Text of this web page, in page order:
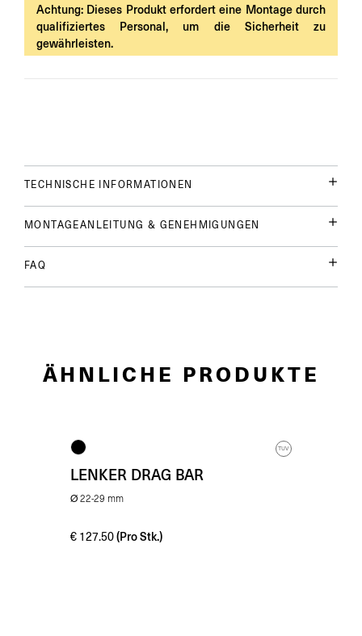
Achtung: Dieses Produkt erfordert eine Montage durch
qualifiziertes Personal, um die Sicherheit zu
gewährleisten.
TECHNISCHE INFORMATIONEN
MONTAGEANLEITUNG & GENEHMIGUNGEN
FAQ
ÄHNLICHE PRODUKTE
TUV
LENKER DRAG BAR
Ø 22-29 mm
€ 127.50 (Pro Stk.)